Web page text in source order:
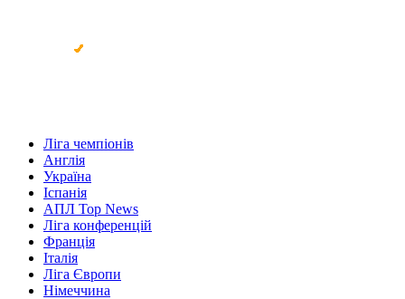
Ліга чемпіонів
Англія
Україна
Іспанія
АПЛ Top News
Ліга конференцій
Франція
Італія
Ліга Європи
Німеччина